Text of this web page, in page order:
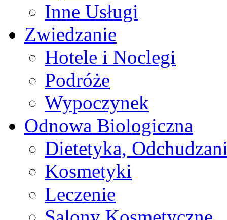
Inne Usługi
Zwiedzanie
Hotele i Noclegi
Podróże
Wypoczynek
Odnowa Biologiczna
Dietetyka,
Kosmetyki
Leczenie